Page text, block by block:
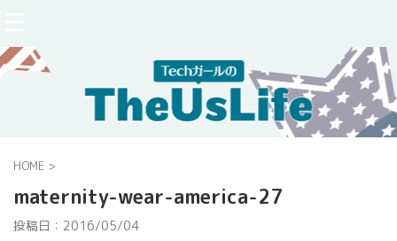
HOME >
maternity-wear-america-27
投稿日： 2016/05/04